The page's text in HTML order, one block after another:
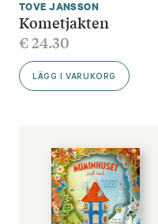
TOVE JANSSON
Kometjakten
€24.30
LÄGG I VARUKORG